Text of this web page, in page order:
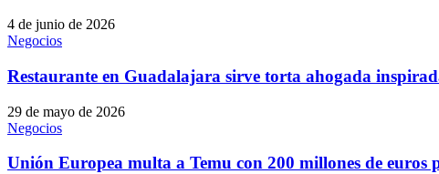
4 de junio de 2026
Negocios
Restaurante en Guadalajara sirve torta ahogada
29 de mayo de 2026
Negocios
Unión Europea multa a Temu con 200 millones de euros